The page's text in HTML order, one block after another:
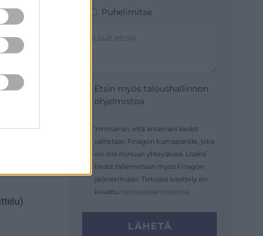
Puhelimitse
Etsin myös taloushallinnon
ohjelmistoa
Ymmärrän, että antamani tiedot
välitetään Finagon kumppanille, joka
voi olla minuun yhteydessä. Lisäksi
tiedot tallennetaan myös Finagon
järjestelmään. Tietojesi käsittely on
kuvattu tietosuojaselosteessa.
LÄHETÄ